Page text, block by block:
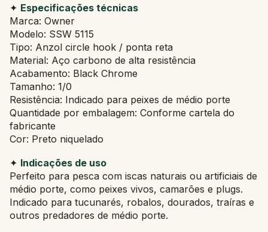
✦ Especificações técnicas
Marca: Owner
Modelo: SSW 5115
Tipo: Anzol circle hook / ponta reta
Material: Aço carbono de alta resistência
Acabamento: Black Chrome
Tamanho: 1/0
Resistência: Indicado para peixes de médio porte
Quantidade por embalagem: Conforme cartela do
fabricante
Cor: Preto niquelado
✦ Indicações de uso
Perfeito para pesca com iscas naturais ou artificiais de
médio porte, como peixes vivos, camarões e plugs.
Indicado para tucunarés, robalos, dourados, traíras e
outros predadores de médio porte.